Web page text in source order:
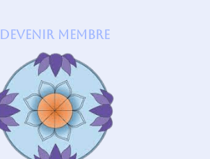
Devenir membre